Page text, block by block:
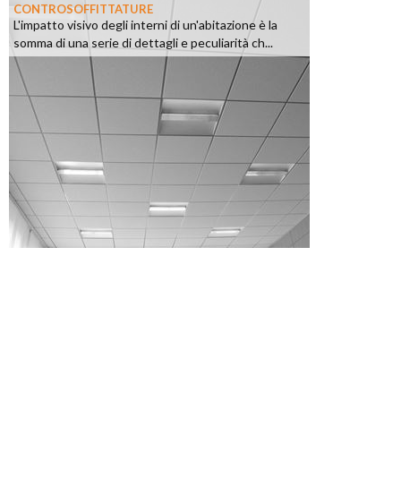
CONTROSOFFITTATURE
L'impatto visivo degli interni di un'abitazione è la
somma di una serie di dettagli e peculiarità ch...